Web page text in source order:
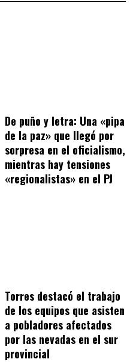
De puño y letra: Una «pipa
de la paz» que llegó por
sorpresa en el oficialismo,
mientras hay tensiones
«regionalistas» en el PJ
Torres destacó el trabajo
de los equipos que asisten
a pobladores afectados
por las nevadas en el sur
provincial